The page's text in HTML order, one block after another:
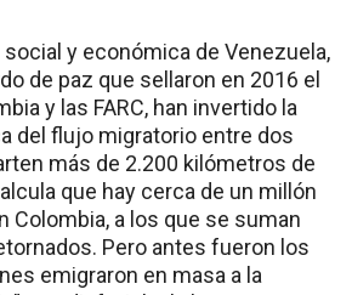
y económica de Venezuela,
de paz que sellaron en 2016 el
y las FARC, han invertido la
del flujo migratorio entre dos
más de 2.200 kilómetros de
que hay cerca de un millón
Colombia, a los que se suman
Pero antes fueron los
emigraron en masa a la